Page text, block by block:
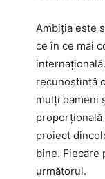
Ambiția este
ce în ce mai
recunoștință
mulți oameni
proporțională
proiect
bine. Fiecare
următorul.